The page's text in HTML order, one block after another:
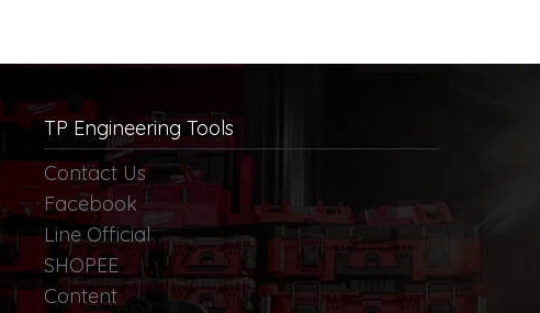
TP Engineering Tools
Contact Us
Facebook
Line Official
SHOPEE
Content